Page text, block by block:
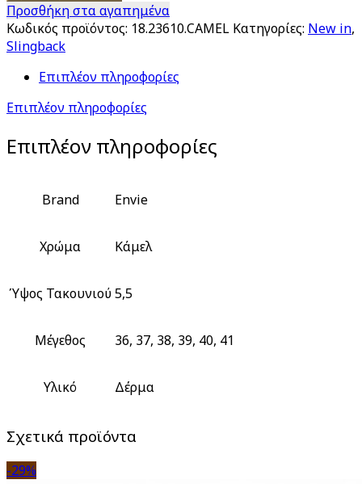
Προσθήκη στα αγαπημένα
Κωδικός προϊόντος: 18.23610.CAMEL Κατηγορίες: New in,
Slingback
Επιπλέον πληροφορίες
Επιπλέον πληροφορίες
Επιπλέον πληροφορίες
Brand Envie
Χρώμα Κάμελ
Ύψος Τακουνιού 5,5
Μέγεθος 36, 37, 38, 39, 40, 41
Υλικό Δέρμα
Σχετικά προϊόντα
-29%